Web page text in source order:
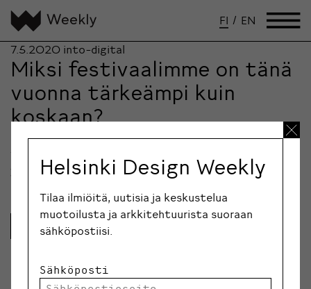
FI / EN
7.5.2020 into-digital
Miksi festivaalimme on tänä
vuonna tärkeämpi kuin
koskaan?
Helsinki Design Week järjestetään vastuullisesti
yleisötapahtumia rajoitetaan?
Lue lisää
Helsinki Design Weekly
Tilaa ilmiöitä, uutisia ja keskustelua
muotoilusta ja arkkitehtuurista suoraan
sähköpostiisi.
Sähköposti